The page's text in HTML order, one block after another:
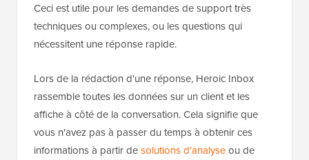
Ceci est utile pour les demandes de support très
techniques ou complexes, ou les questions qui
nécessitent une réponse rapide.
Lors de la rédaction d'une réponse, Heroic Inbox
rassemble toutes les données sur un client et les
affiche à côté de la conversation. Cela signifie que
vous n'avez pas à passer du temps à obtenir ces
informations à partir desolutions d'analyseou de